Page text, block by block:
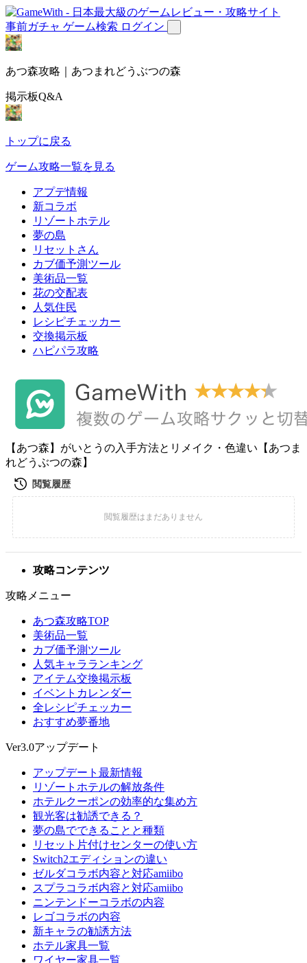
事前ガチャ ゲーム検索 ログイン
あつ森攻略｜あつまれどうぶつの森
掲示板Q&A
トップに戻る
ゲーム攻略一覧を見る
アプデ情報
新コラボ
リゾートホテル
夢の島
リセットさん
カブ価予測ツール
美術品一覧
花の交配表
人気住民
レシピチェッカー
交換掲示板
ハピパラ攻略
【あつ森】がいとうの入手方法とリメイク・色違い【あつま
れどうぶつの森】
攻略コンテンツ
攻略メニュー
あつ森攻略TOP
美術品一覧
カブ価予測ツール
人気キャラランキング
アイテム交換掲示板
イベントカレンダー
全レシピチェッカー
おすすめ夢番地
Ver3.0アップデート
アップデート最新情報
リゾートホテルの解放条件
ホテルクーポンの効率的な集め方
観光客は勧誘できる？
夢の島でできることと種類
リセット片付けセンターの使い方
Switch2エディションの違い
ゼルダコラボ内容と対応amiibo
スプラコラボ内容と対応amiibo
ニンテンドーコラボの内容
レゴコラボの内容
新キャラの勧誘方法
ホテル家具一覧
ワイヤー家具一覧